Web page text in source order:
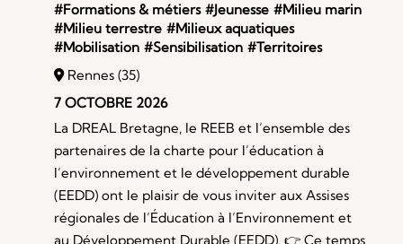
#Formations & métiers #Jeunesse #Milieu marin
#Milieu terrestre #Milieux aquatiques
#Mobilisation #Sensibilisation #Territoires
Rennes (35)
7 OCTOBRE 2026
La DREAL Bretagne, le REEB et l’ensemble des
partenaires de la charte pour l’éducation à
l’environnement et le développement durable
(EEDD) ont le plaisir de vous inviter aux Assises
régionales de l’Éducation à l’Environnement et
au Développement Durable (EEDD). 👉 Ce temps